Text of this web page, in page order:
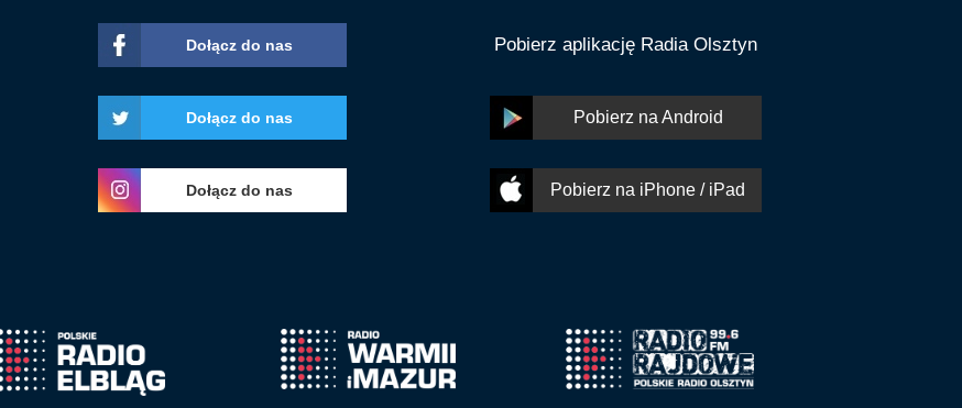
Dołącz do nas
Dołącz do nas
Dołącz do nas
Pobierz aplikację Radia Olsztyn
Pobierz na Android
Pobierz na iPhone / iPad